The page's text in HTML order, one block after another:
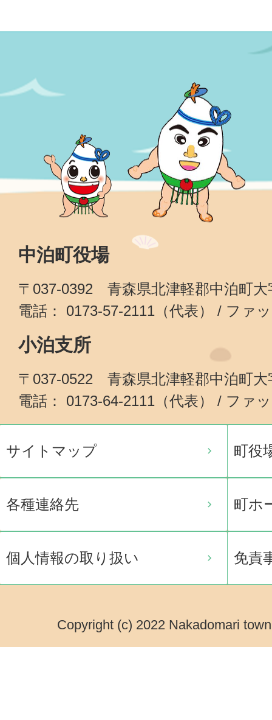
中泊町役場
〒037-0392 青森県北津軽郡中泊町大
電話： 0173-57-2111（代表） / ファ
小泊支所
〒037-0522 青森県北津軽郡中泊町大
電話： 0173-64-2111（代表） / ファ
サイトマップ 町役
各種連絡先 町ホ
個人情報の取り扱い 免責
Copyright (c) 2022 Nakadomari